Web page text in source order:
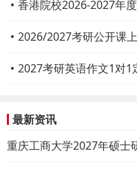
香港院校2026-2027年
2026/2027考研公开课
2027考研英语作文1对1
最新资讯
重庆工商大学2027年硕士